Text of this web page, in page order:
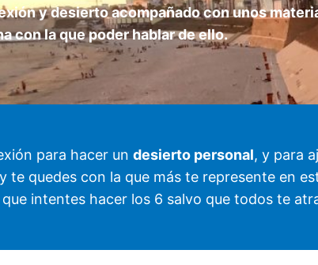
y desierto acompañado con unos
con la que poder hablar de ello.
para hacer un desierto personal, y para
te quedes con la que más te represente en
intentes hacer los 6 salvo que todos te